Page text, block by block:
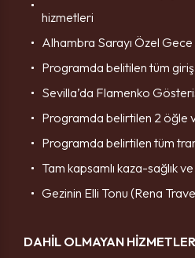
hizmetleri
Alhambra Sarayı Özel Gece
Programda belitilen tüm
Sevilla’da Flamenko
Programda belirtilen 2 öğle
Programda belirtilen tüm
Tam kapsamlı kaza-sağlık
Gezinin Elli Tonu (Rena
DAHİL OLMAYAN HİZMETLER